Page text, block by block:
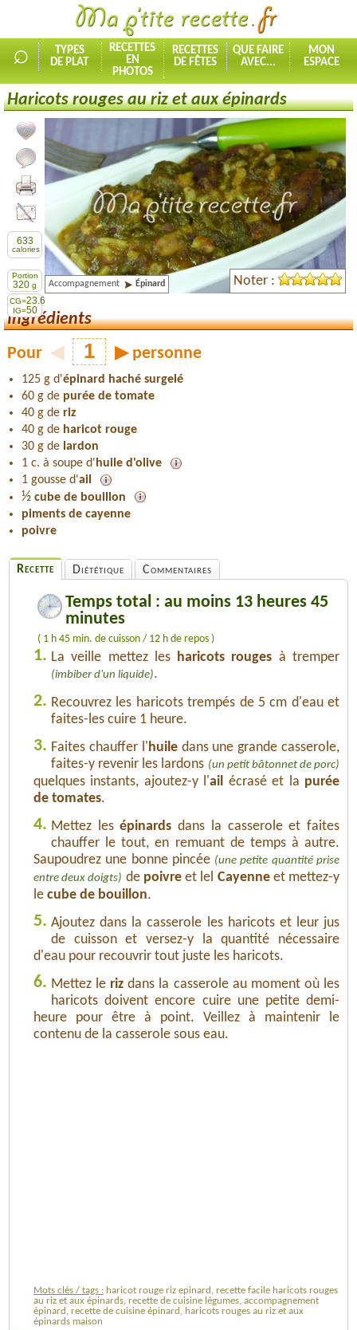
⌕
TYPES
DE PLAT
RECETTES
EN
PHOTOS
RECETTES
DE FÊTES
QUE FAIRE
AVEC...
MON
ESPACE
Haricots rouges au riz et aux épinards
Ajouter la recette à mes favorites
Commenter, noter la recette
Imprimer la recette
Partager cette recette
633
calories
Portion
320 g
CG=23.6
IG=50
Accompagnement Épinard Noter :
Ingrédients
Pour ◀ ▶ personne
125 g d'épinard haché surgelé
60 g de purée de tomate
40 g de riz
40 g de haricot rouge
30 g de lardon
1 c. à soupe d' huile d'olive
1 gousse d'ail
½ cube de bouillon
piments de cayenne
poivre
Recette Diététique Commentaires
Temps total : au moins 13 heures 45
minutes
( 1 h 45 min. de cuisson / 12 h de repos )
1. La veille mettez les haricots rouges à tremper
(imbiber d'un liquide).
2. Recouvrez les haricots trempés de 5 cm d'eau et
faites-les cuire 1 heure.
3. Faites chauffer l' huiledans une grande casserole,
faites-y revenir les lardons (un petit bâtonnet de porc)
quelques instants, ajoutez-y l'ail écrasé et la purée
de tomates.
4. Mettez lesépinards dans la casserole et faites
chauffer le tout, en remuant de temps à autre.
Saupoudrez une bonne pincée (une petite quantité prise
entre deux doigts) de poivreet lel Cayenneet mettez-y
le cube de bouillon.
5. Ajoutez dans la casserole les haricots et leur jus
de cuisson et versez-y la quantité nécessaire
d'eau pour recouvrir tout juste les haricots.
6. Mettez le riz dans la casserole au moment où les
haricots doivent encore cuire une petite demi-
heure pour être à point. Veillez à maintenir le
contenu de la casserole sous eau.
Mots clés / tags : haricot rouge riz epinard, recette facile haricots rouges
au riz et aux épinards, recette de cuisine légumes, accompagnement
épinard, recette de cuisine épinard, haricots rouges au riz et aux
épinards maison